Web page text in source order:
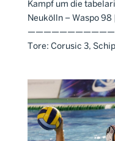
Kampf um die
Neukölln – Waspo 98
Tore: Corusic 3,